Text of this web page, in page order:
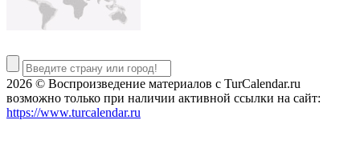
2026 © Воспроизведение материалов c TurCalendar.ru
возможно только при наличии активной ссылки на сайт:
https://www.turcalendar.ru